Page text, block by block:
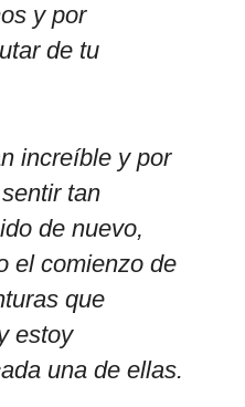
y por
de tu
increíble y por
tan
de nuevo,
el comienzo de
que
estoy
una de ellas.